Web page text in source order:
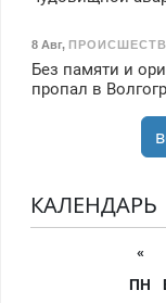
8 Авг,
Без памяти и
пропал в
КАЛЕНДАРЬ
«
ПН